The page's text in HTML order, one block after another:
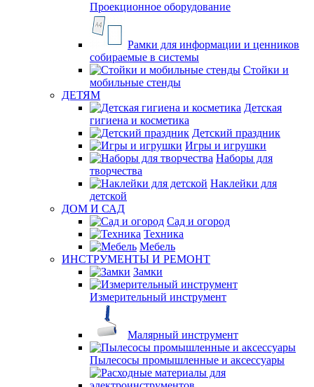
Проекционное оборудование
Рамки для информации и ценников
собираемые в системы
Стойки и
мобильные стенды
ДЕТЯМ
Детская
гигиена и косметика
Детский праздник
Игры и игрушки
Наборы для
творчества
Наклейки для
детской
ДОМ И САД
Сад и огород
Техника
Мебель
ИНСТРУМЕНТЫ И РЕМОНТ
Замки
Измерительный инструмент
Малярный инструмент
Пылесосы промышленные и аксессуары